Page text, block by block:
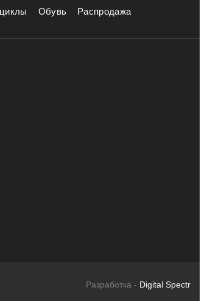
Обувь Распродажа
Разработка - Digital Spectr